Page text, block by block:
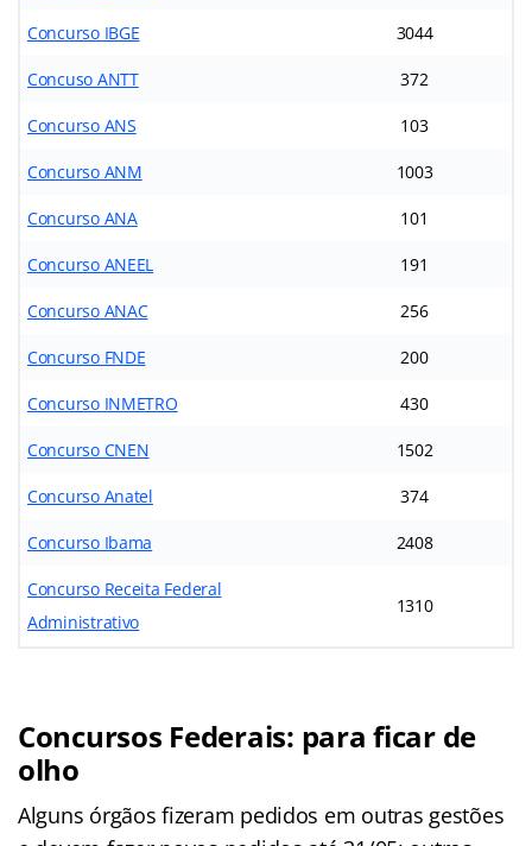
Concurso IBGE 3044
Concuso ANTT 372
Concurso ANS 103
Concurso ANM 1003
Concurso ANA 101
Concurso ANEEL 191
Concurso ANAC 256
Concurso FNDE 200
Concurso INMETRO 430
Concurso CNEN 1502
Concurso Anatel 374
Concurso Ibama 2408
Concurso Receita Federal
Administrativo
1310
Concursos Federais: para ficar de
olho
Alguns órgãos fizeram pedidos em outras gestões